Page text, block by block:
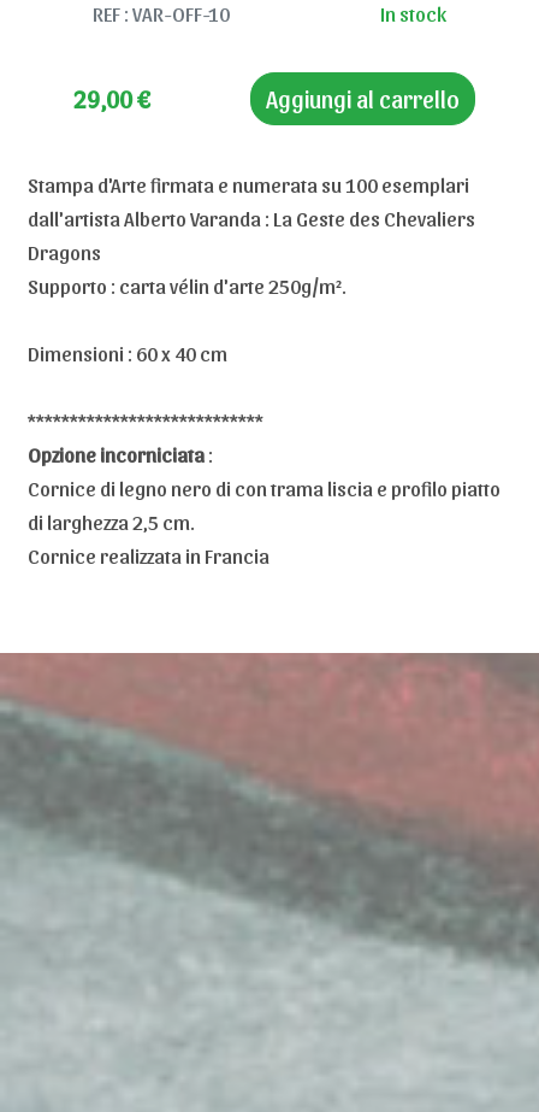
REF : VAR-OFF-10 In stock
29,00€ Aggiungi al carrello
Stampa d'Arte firmata e numerata su 100 esemplari
dall'artista Alberto Varanda : La Geste des Chevaliers
Dragons
Supporto : carta vélin d'arte 250g/m².
Dimensioni : 60 x 40 cm
****************************
Opzione incorniciata :
Cornice di legno nero di con trama liscia e profilo piatto
di larghezza 2,5 cm.
Cornice realizzata in Francia